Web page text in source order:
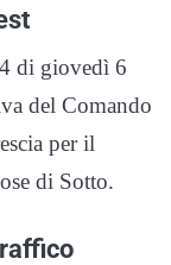
di giovedì 6
del Comando
per il
di Sotto.